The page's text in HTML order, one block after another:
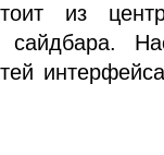
из
сайдбара.